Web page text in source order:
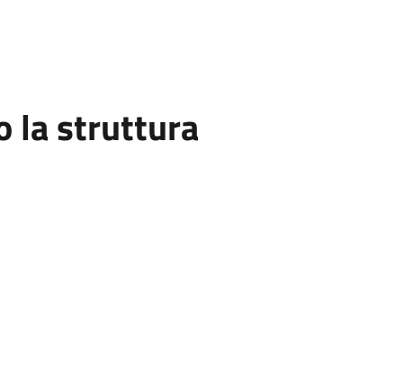
la struttura